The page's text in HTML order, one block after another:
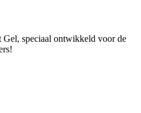
speciaal ontwikkeld voor de